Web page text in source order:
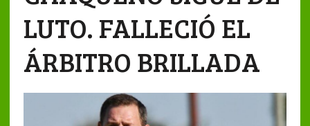
LUTO. FALLECIÓ EL
ÁRBITRO BRILLADA